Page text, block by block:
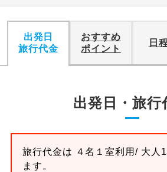
出発日
旅行代金
おすすめ
ポイント
日
出発日・旅行
旅行代金は ４名１室利用/ 大人
ます。